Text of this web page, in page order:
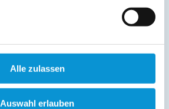
Alle zulassen
Auswahl erlauben